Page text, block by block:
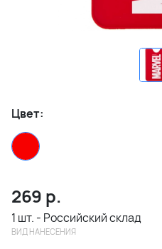
Цвет:
269 р.
1 шт. - Российский склад
ВИД НАНЕСЕНИЯ